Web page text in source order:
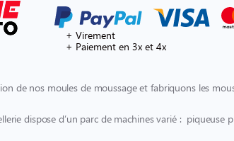
+ Virement
+ Paiement en 3x et 4x
de nos moules de moussage et fabriquons les
dispose d’un parc de machines varié : piqueuse